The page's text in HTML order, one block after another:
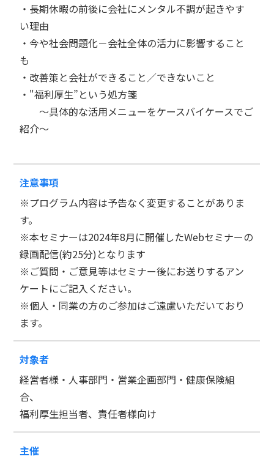
・長期休暇の前後に会社にメンタル不調が起きやす
い理由
・今や社会問題化－会社全体の活力に影響すること
も
・改善策と会社ができること／できないこと
・"福利厚生”という処方箋
～具体的な活用メニューをケースバイケースでご
紹介～
注意事項
※プログラム内容は予告なく変更することがありま
す。
※本セミナーは2024年8月に開催したWebセミナーの
録画配信(約25分)となります
※ご質問・ご意見等はセミナー後にお送りするアン
ケートにご記入ください。
※個人・同業の方のご参加はご遠慮いただいており
ます。
対象者
経営者様・人事部門・営業企画部門・健康保険組
合、
福利厚生担当者、責任者様向け
主催